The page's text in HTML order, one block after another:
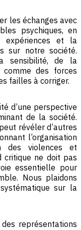
les échanges avec
psychiques, en
expériences et la
sur notre société.
sensibilité, de la
des forces
failles à corriger.
d’une perspective
de la société.
révéler d’autres
l’organisation
des violences et
critique ne doit pas
essentielle pour
Nous plaidons
sur la
représentations